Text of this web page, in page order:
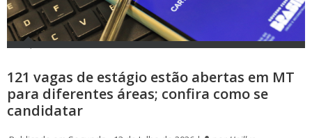
121 vagas de estágio estão abertas em MT
para diferentes áreas; confira como se
candidatar